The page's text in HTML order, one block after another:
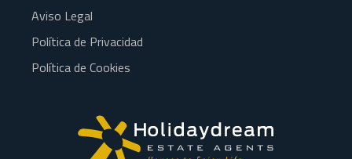
Aviso Legal
Política de Privacidad
Política de Cookies